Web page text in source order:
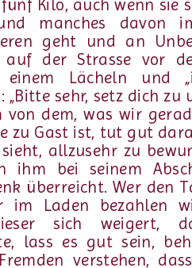
Kilo, auch wenn sie
manches davon
geht und an
auf der Strasse vor
Lächeln und
„Bitte sehr, setz dich zu
dem, was wir
zu Gast ist, tut gut
allzusehr zu
ihm bei seinem
überreicht. Wer den
im Laden bezahlen
sich weigert,
lass es gut sein,
verstehen,